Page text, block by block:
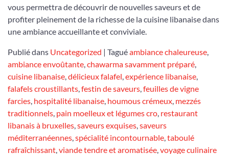
vous permettra de découvrir de nouvelles saveurs et de
profiter pleinement de la richesse de la cuisine libanaise dans
une ambiance accueillante et conviviale.
Publié dans Uncategorized | Taguéambiance chaleureuse,
ambiance envoûtante,chawarma savamment préparé,
cuisine libanaise,délicieux falafel,expérience libanaise,
falafels croustillants,festin de saveurs,feuilles de vigne
farcies, hospitalité libanaise, houmous crémeux, mezzés
traditionnels, pain moelleux et légumes cro, restaurant
libanais à bruxelles,saveurs exquises,saveurs
méditerranéennes,spécialité incontournable,taboulé
rafraîchissant,viande tendre et aromatisée,voyage culinaire